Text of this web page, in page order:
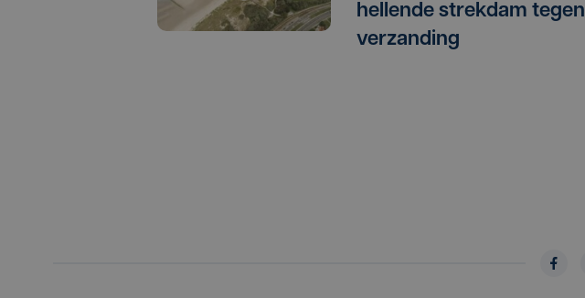
hellende strekdam tegen
verzanding